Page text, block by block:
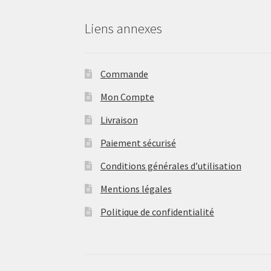
Liens annexes
Commande
Mon Compte
Livraison
Paiement sécurisé
Conditions générales d’utilisation
Mentions légales
Politique de confidentialité